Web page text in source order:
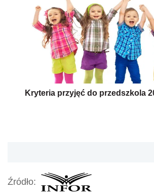
Kryteria przyjęć do przedszkola
Źródło: